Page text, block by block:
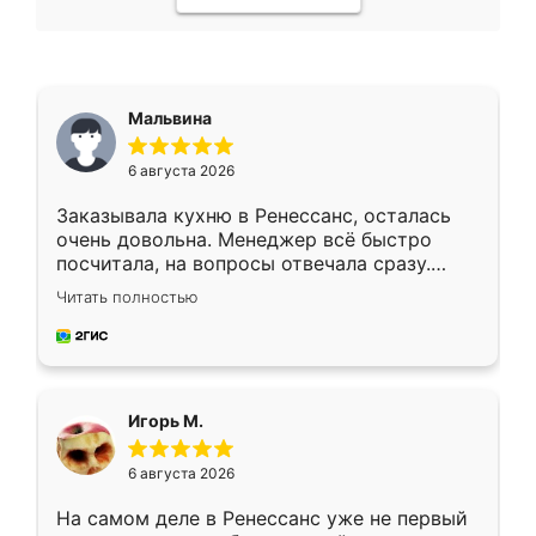
Мальвина
6 августа 2026
Заказывала кухню в Ренессанс, осталась
очень довольна. Менеджер всё быстро
посчитала, на вопросы отвечала сразу.
Замерщик приехал в субботу, подошёл к
делу со всей ответственностью. Собрали
за день, ребята работали аккуратно, даже
Читать полностью
Игорь М.
6 августа 2026
На самом деле в Ренессанс уже не первый